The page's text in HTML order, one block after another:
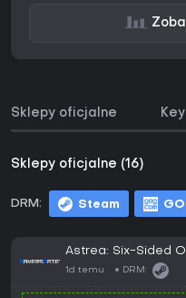
Sklepy oficjalne
Sklepy oficjalne (16)
DRM: Steam
Astrea: Six-Sided
1d temu DRM: